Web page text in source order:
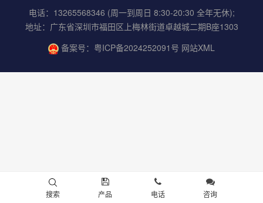
电话：13265568346 (周一到周日 8:30-20:30 全年无休);
地址：广东省深圳市福田区上梅林街道卓越城二期B座1303
备案号： 粤ICP备2024252091号 网站XML
搜索 产品 电话 咨询